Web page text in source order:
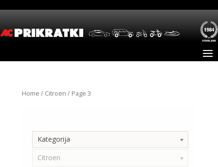
Home / Citroen / Page 3
Kategorija
Citroen